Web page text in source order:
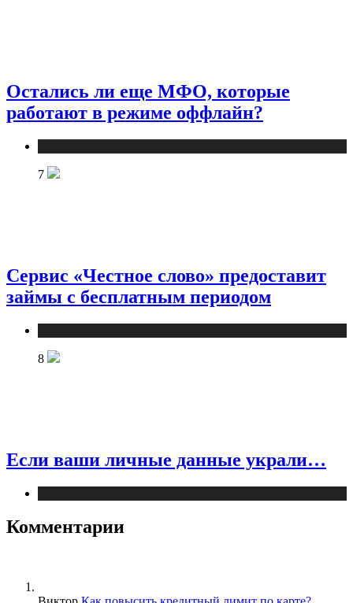
Остались ли еще МФО, которые
работают в режиме оффлайн?
7
Сервис «Честное слово» предоставит
займы с бесплатным периодом
8
Если ваши личные данные украли…
Комментарии